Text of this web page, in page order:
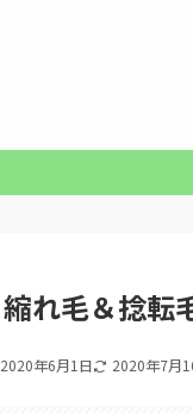
縮れ毛＆捻転
2020年6月1日 2020年7月